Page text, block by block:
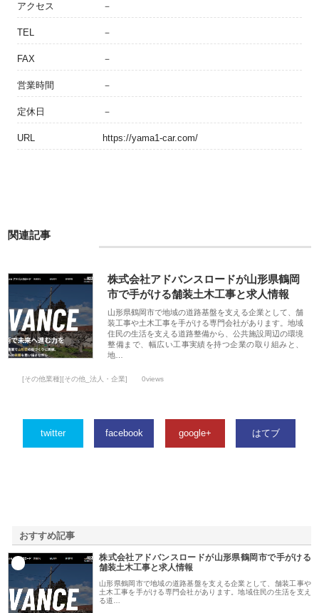
アクセス －
TEL －
FAX －
営業時間 －
定休日 －
URL https://yama1-car.com/
関連記事
株式会社アドバンスロードが山形県鶴岡
市で手がける舗装土木工事と求人情報
山形県鶴岡市で地域の道路基盤を支える企業として、舗
装工事や土木工事を手がける専門会社があります。地域
住民の生活を支える道路整備から、公共施設周辺の環境
整備まで、幅広い工事実績を持つ企業の取り組みと、
地…
[その他業種][その他_法人・企業] 0views
twitter facebook google+ はてブ
おすすめ記事
株式会社アドバンスロードが山形県鶴岡市で手がける
舗装土木工事と求人情報
山形県鶴岡市で地域の道路基盤を支える企業として、舗装工事や
土木工事を手がける専門会社があります。地域住民の生活を支え
る道…